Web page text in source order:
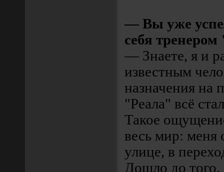
— Вы уже
себя
— Знаете, я и
известным
назначения на
"Реала" всё
Такое
весь мир: меня
улице, в
Дошло до того,